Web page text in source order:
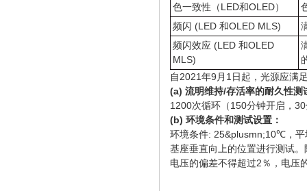
色一致性（LED和OLED）
频闪 (LED 和OLED MLS)
频闪效应 (LED 和OLED
MLS)
自2021年9月1日起，光源应满
(a) 流明维持/存活率的耐久性测
1200次循环（150分钟开启，
(b) 环境条件和测试设置：
环境条件: 25&plusmn;10℃，平
基座垂直向上的位置进行测试
电压的偏差不得超过2％，电压